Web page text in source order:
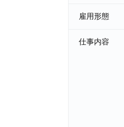
雇用形態
仕事内容